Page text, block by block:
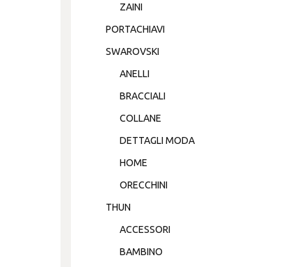
ZAINI
PORTACHIAVI
SWAROVSKI
ANELLI
BRACCIALI
COLLANE
DETTAGLI MODA
HOME
ORECCHINI
THUN
ACCESSORI
BAMBINO